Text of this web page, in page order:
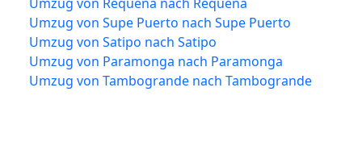
Umzug von Supe Puerto nach Supe Puerto
Umzug von Satipo nach Satipo
Umzug von Paramonga nach Paramonga
Umzug von Tambogrande nach Tambogrande